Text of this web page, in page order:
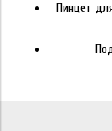
Пинцет